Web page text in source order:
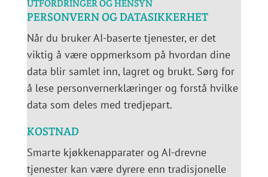
UTFORDRINGER OG HENSYN
PERSONVERN OG DATASIKKERHET
Når du bruker AI-baserte tjenester, er det
viktig å være oppmerksom på hvordan dine
data blir samlet inn, lagret og brukt. Sørg for
å lese personvernerklæringer og forstå hvilke
data som deles med tredjepart.
KOSTNAD
Smarte kjøkkenapparater og AI-drevne
tjenester kan være dyrere enn tradisjonelle